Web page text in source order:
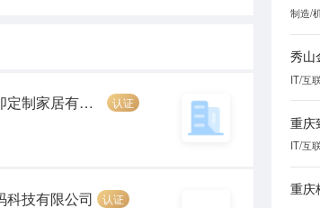
重庆飞梵榫卯定制家居有限公司 认证
科技有限公司 认证
制造/
秀山
IT/互
重庆
IT/互
重庆